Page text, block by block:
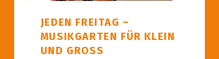
JEDEN FREITAG –
MUSIKGARTEN FÜR KLEIN
UND GROSS